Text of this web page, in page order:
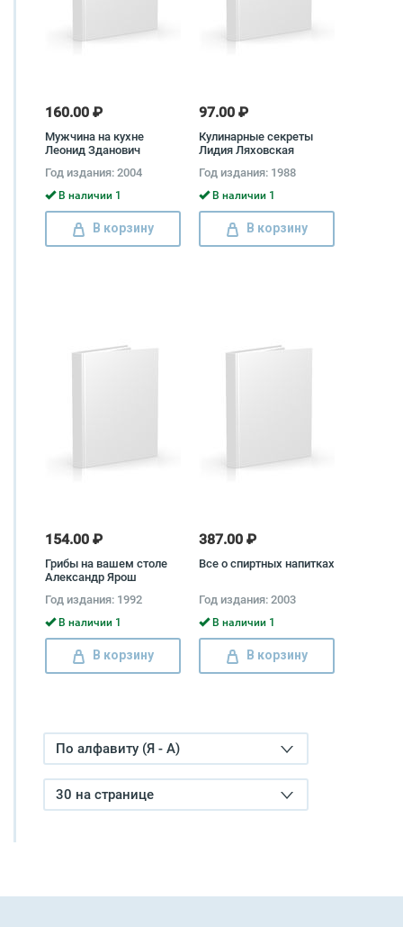
160.00 ₽
Мужчина на кухне
Леонид Зданович
Год издания: 2004
В наличии 1
В корзину
97.00 ₽
Кулинарные секреты
Лидия Ляховская
Год издания: 1988
В наличии 1
В корзину
154.00 ₽
Грибы на вашем столе
Александр Ярош
Год издания: 1992
В наличии 1
В корзину
387.00 ₽
Все о спиртных напитках
Год издания: 2003
В наличии 1
В корзину
По алфавиту (Я - А)
30 на странице